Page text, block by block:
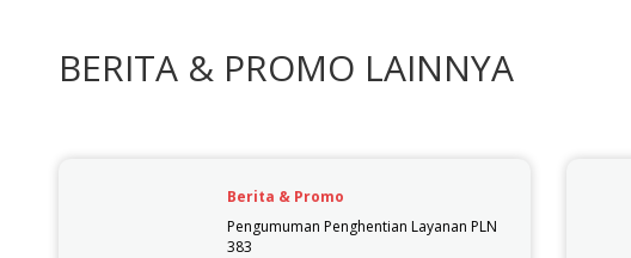
BERITA & PROMO LAINNYA
Berita & Promo
Pengumuman Penghentian Layanan PLN
383